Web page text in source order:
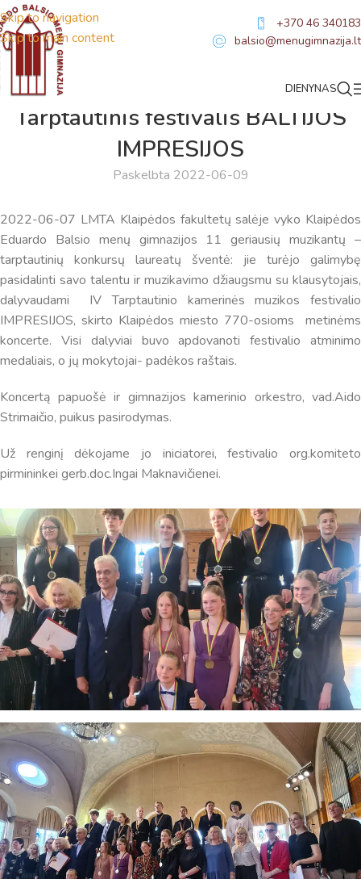
Skip to navigation
Skip to main content
+370 46 340183
balsio@menugimnazija.lt
DIENYNAS
Tarptautinis festivalis BALTIJOS
IMPRESIJOS
Paskelbta 2022-06-09
2022-06-07 LMTA Klaipėdos fakultetų salėje vyko Klaipėdos
Eduardo Balsio menų gimnazijos 11 geriausių muzikantų –
tarptautinių konkursų laureatų šventė: jie turėjo galimybę
pasidalinti savo talentu ir muzikavimo džiaugsmu su klausytojais,
dalyvaudami IV Tarptautinio kamerinės muzikos festivalio
IMPRESIJOS, skirto Klaipėdos miesto 770-osioms metinėms
koncerte. Visi dalyviai buvo apdovanoti festivalio atminimo
medaliais, o jų mokytojai- padėkos raštais.
Koncertą papuošė ir gimnazijos kamerinio orkestro, vad.Aido
Strimaičio, puikus pasirodymas.
Už renginį dėkojame jo iniciatorei, festivalio org.komiteto
pirmininkei gerb.doc.Ingai Maknavičienei.
Virtualus asistentas E. Balsio gimnazijos DI
Sveiki! Taip, aš esu virtualus. Tačiau dirbtinis intelektas
suteikia man galimybę ne tik analizuoti Jūsų klausimą, bet
informaciją. Jei visgi man pritrūks išmanumo - pateiksiu
Jums reikiamus kontaktus, kur galėsite pasiklausti
Taigi... kuo galėčiau Jums padėti?